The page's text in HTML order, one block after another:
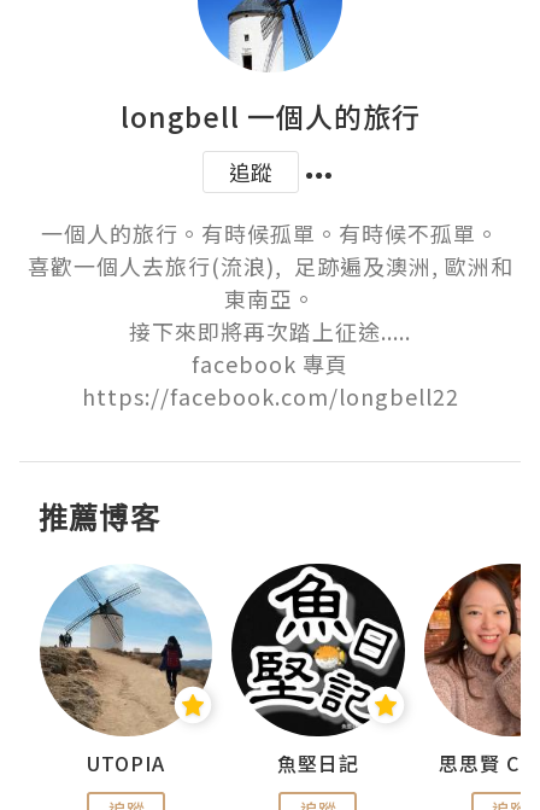
longbell 一個人的旅行
追蹤
一個人的旅行。有時候孤單。有時候不孤單。
喜歡一個人去旅行(流浪),  足跡遍及澳洲, 歐洲和
東南亞。
接下來即將再次踏上征途.....
facebook 專頁
https://facebook.com/longbell22
推薦博客
UTOPIA 魚堅日記